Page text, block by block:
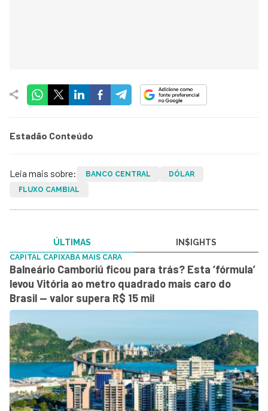
Estadão Conteúdo
Leia mais sobre: BANCO CENTRAL
DÓLAR
FLUXO CAMBIAL
ÚLTIMAS IN$IGHTS
CAPITAL CAPIXABA MAIS CARA
Balneário Camboriú ficou para trás? Esta ‘fórmula’
levou Vitória ao metro quadrado mais caro do
Brasil — valor supera R$ 15 mil